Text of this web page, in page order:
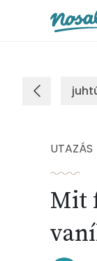
UTAZÁS
Mit